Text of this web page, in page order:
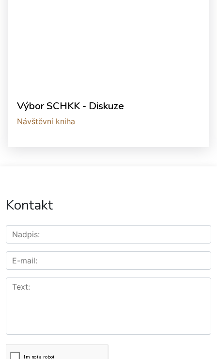
Výbor SCHKK - Diskuze
Návštěvní kniha
Kontakt